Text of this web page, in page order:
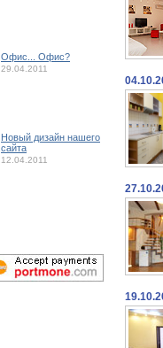
Офис... Офис?
29.04.2011
Новый дизайн нашего
сайта
12.04.2011